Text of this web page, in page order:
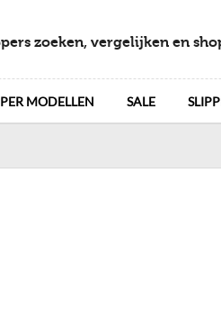
zoeken, vergelijken en
MODELLEN SALE